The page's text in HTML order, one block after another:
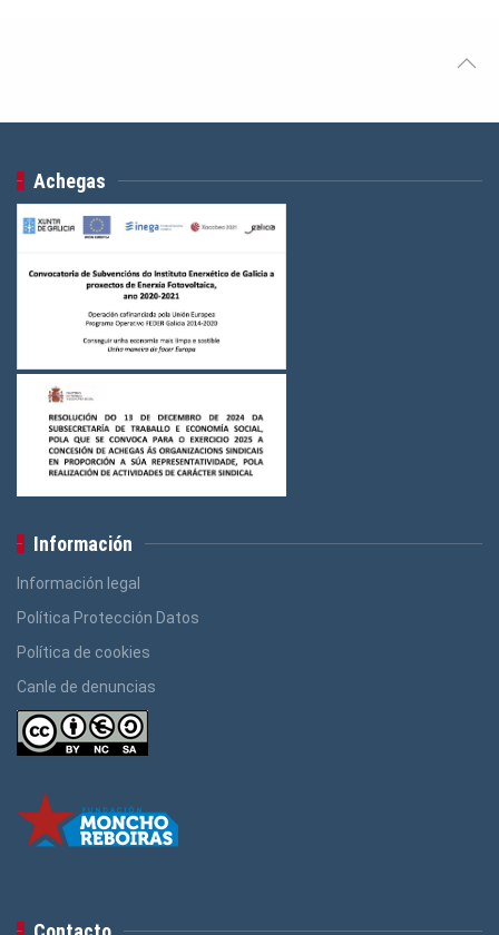
Achegas
Información
Información legal
Política Protección Datos
Política de cookies
Canle de denuncias